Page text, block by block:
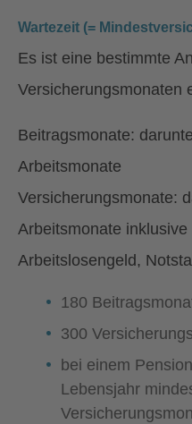
Wartezeit (=
Es ist eine bestimmte
Versicherungsmonaten
Beitragsmonate:
Arbeitsmonate
Versicherungsmonate:
Arbeitsmonate
Arbeitslosengeld,
180
300
bei einem
Lebensjahr